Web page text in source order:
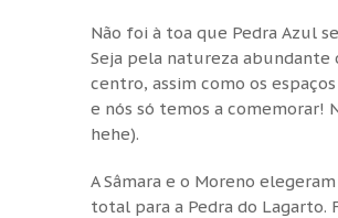
Não foi à toa que Pedra Azul
Seja pela natureza abundante
centro, assim como os
e nós só temos a comemorar!
hehe).
A Sâmara e o Moreno
total para a Pedra do Lagarto.